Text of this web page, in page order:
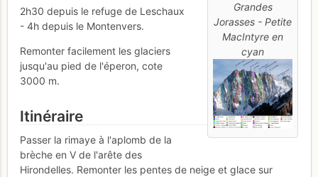
Grandes
Jorasses - Petite
MacIntyre en
cyan
2h30 depuis le refuge de Leschaux
- 4h depuis le Montenvers.
Remonter facilement les glaciers
jusqu'au pied de l'éperon, cote
3000 m.
Itinéraire
Passer la rimaye à l'aplomb de la
brèche en V de l'arête des
Hirondelles. Remonter les pentes de neige et glace sur